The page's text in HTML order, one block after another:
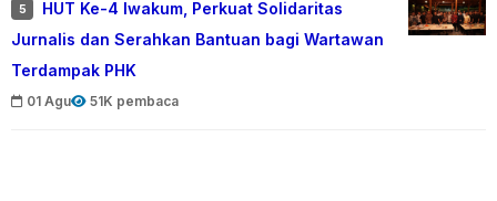
5
HUT Ke-4 Iwakum, Perkuat Solidaritas
Jurnalis dan Serahkan Bantuan bagi Wartawan
Terdampak PHK
01 Agu 51K pembaca